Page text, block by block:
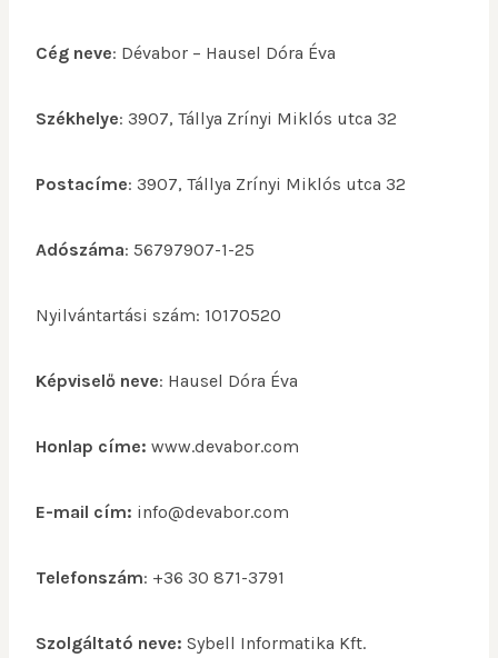
Cég neve: Dévabor – Hausel Dóra Éva
Székhelye: 3907, Tállya Zrínyi Miklós utca 32
Postacíme: 3907, Tállya Zrínyi Miklós utca 32
Adószáma: 56797907-1-25
Nyilvántartási szám: 10170520
Képviselő neve: Hausel Dóra Éva
Honlap címe: www.devabor.com
E-mail cím: info@devabor.com
Telefonszám: +36 30 871-3791
Szolgáltató neve: Sybell Informatika Kft.